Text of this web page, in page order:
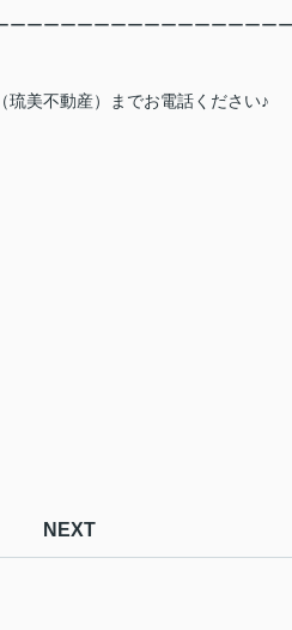
ーーーーーーーーーーーーーーー
美不動産）までお電話ください♪
NEXT